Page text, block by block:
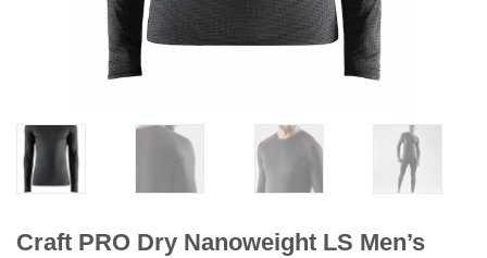
Craft PRO Dry Nanoweight LS Men’s